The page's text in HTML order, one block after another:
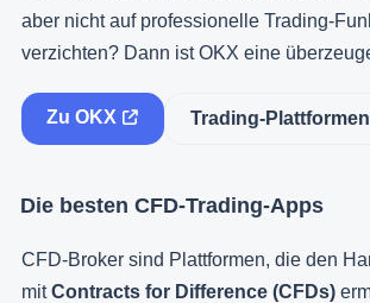
aber nicht auf professionelle Trading-
verzichten? Dann ist OKX eine
Zu OKX Trading-
Die besten CFD-Trading-Apps
CFD-Broker sind Plattformen, die den
mitContracts for Difference (CFDs)